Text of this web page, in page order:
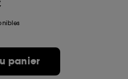
panier